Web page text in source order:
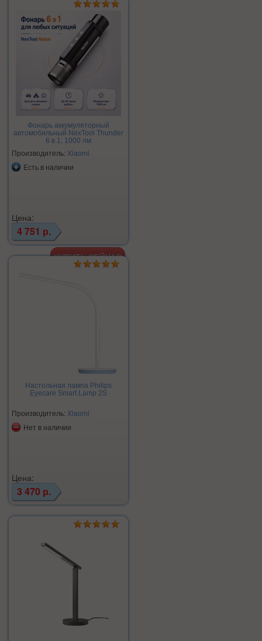
Фонарь аккумуляторный
автомобильный NexTool Thunder
6 в 1, 1000 лм
Производитель: Xiaomi
Есть в наличии
Цена:
4 751 р.
Настольная лампа Philips
Eyecare Smart Lamp 2S
Производитель: Xiaomi
Нет в наличии
Цена:
3 470 р.